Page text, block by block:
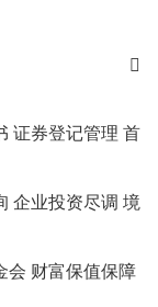

证券登记管理 首
企业投资尽调 境
会 财富保值保障